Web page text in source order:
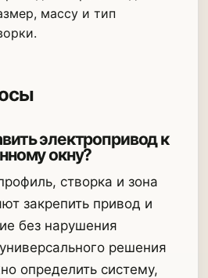
массу и тип
электропривод к
окну?
створка и зона
закрепить привод и
без нарушения
решения
определить систему,